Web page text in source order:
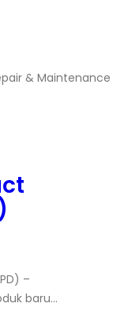
& Maintenance
–
baru…